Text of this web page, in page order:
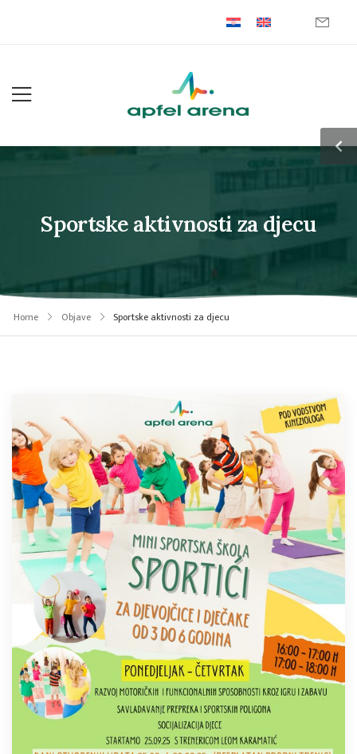
Sportske aktivnosti za djecu
Home Objave Sportske aktivnosti za djecu